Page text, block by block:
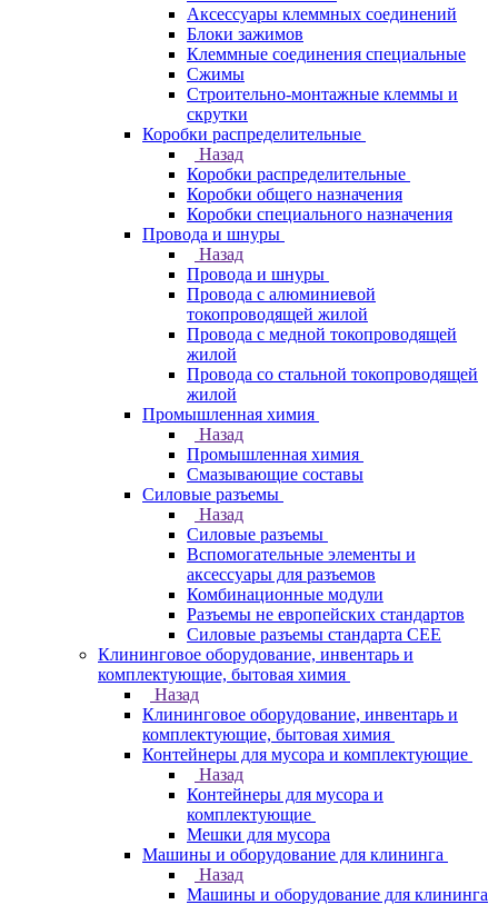
Аксессуары клеммных соединений
Блоки зажимов
Клеммные соединения специальные
Сжимы
Строительно-монтажные клеммы и
скрутки
Коробки распределительные
Назад
Коробки распределительные
Коробки общего назначения
Коробки специального назначения
Провода и шнуры
Назад
Провода и шнуры
Провода с алюминиевой
токопроводящей жилой
Провода с медной токопроводящей
жилой
Провода со стальной токопроводящей
жилой
Промышленная химия
Назад
Промышленная химия
Смазывающие составы
Силовые разъемы
Назад
Силовые разъемы
Вспомогательные элементы и
аксессуары для разъемов
Комбинационные модули
Разъемы не европейских стандартов
Силовые разъемы стандарта CEE
Клининговое оборудование, инвентарь и
комплектующие, бытовая химия
Назад
Клининговое оборудование, инвентарь и
комплектующие, бытовая химия
Контейнеры для мусора и комплектующие
Назад
Контейнеры для мусора и
комплектующие
Мешки для мусора
Машины и оборудование для клининга
Назад
Машины и оборудование для клининга